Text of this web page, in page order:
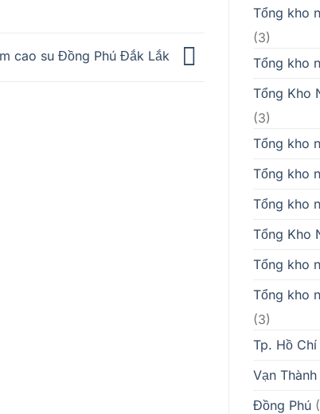
cao su Đồng Phú Đắk Lắk
Tổng kho
(3)
Tổng kho
Tổng Kho
(3)
Tổng kho
Tổng kho
Tổng kho
Tổng Kho
Tổng kho
Tổng kho
(3)
Tp. Hồ Chí
Vạn Thành
Đồng Phú